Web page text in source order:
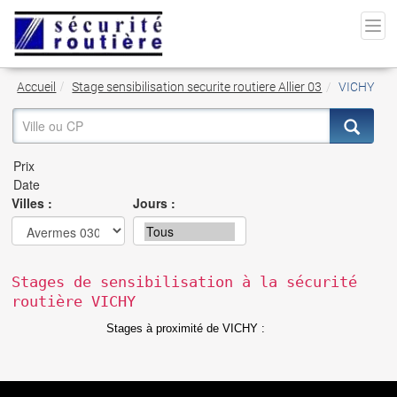
Accueil Stage sensibilisation securite routiere Allier 03 VICHY
Villes : Jours :
Stages de sensibilisation à la sécurité
routière VICHY
Stages à proximité de VICHY :